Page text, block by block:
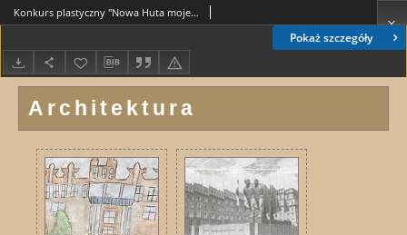
Pokaż szczegóły
Konkurs plastyczny "Nowa Huta moje miejsce na ziemi" : architektura Nowej Huty w oczach jej małych mieszkańców